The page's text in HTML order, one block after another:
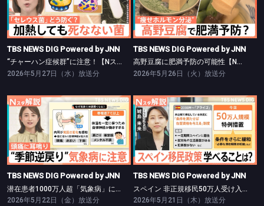
TBS NEWS DIG Powered by JNN
“チャーハン症候群”に注意！【Nスタ】
TBS NEWS DIG Powered by JNN
“チャーハン症候群”に注意！【Nスタ】
2026年5月27日（水）放送分
TBS NEWS DIG Powered by JNN
高野豆腐に肥満予防の可能性【Nスタ】
TBS NEWS DIG Powered by JNN
高野豆腐に肥満予防の可能性【Nスタ】
2026年5月26日（火）放送分
TBS NEWS DIG Powered by JNN
潜在患者1000万人超「気象病」に注意【Nスタ】
TBS NEWS DIG Powered by JNN
潜在患者1000万人超「気象病」に注意【Nスタ】
2026年5月22日（金）放送分
TBS NEWS DIG Powered by JNN
スペイン 非正規移民50万人受け入れ【Nスタ】
TBS NEWS DIG Powered by JNN
スペイン 非正規移民50万人受け入れ【Nスタ】
2026年5月21日（木）放送分